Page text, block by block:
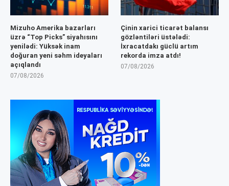
Mizuho Amerika bazarları
üzrə “Top Picks” siyahısını
yenilədi: Yüksək inam
doğuran yeni səhm ideyaları
açıqlandı
07/08/2026
Çinin xarici ticarət balansı
gözləntiləri üstələdi:
İxracatdakı güclü artım
rekorda imza atdı!
07/08/2026